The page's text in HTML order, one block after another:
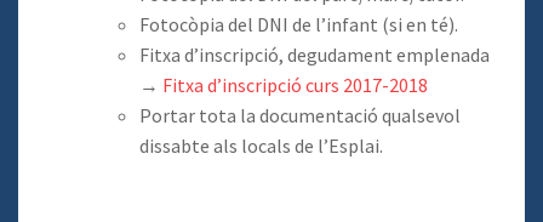
Fotocòpia del DNI de l’infant (si en té).
Fitxa d’inscripció, degudament emplenada
→ Fitxa d’inscripció curs 2017-2018
Portar tota la documentació qualsevol
dissabte als locals de l’Esplai.